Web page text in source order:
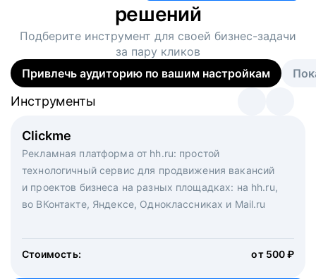
решений
Подберите инструмент для своей бизнес-задачи
за пару кликов
Привлечь аудиторию по вашим настройкам
Clickme
Рекламная платформа от hh.ru: простой
технологичный сервис для продвижения вакансий
и проектов бизнеса на разных площадках: на hh.ru,
во ВКонтакте, Яндексе, Одноклассниках и Mail.ru
Стоимость: от 500 ₽
Инструменты
Вакансия дня
Рекламный формат для вакансий на главной странице
hh.ru. Увеличивает количество откликов
Инструменты
Массовый подбор под ключ. Решите, сколько
кандидатов и когда вам нужно, и за дело возьмутся
маркетологи, рекрутеры и проектные менеджеры
hh.ru с целым набором digital-инструментов
Инструменты